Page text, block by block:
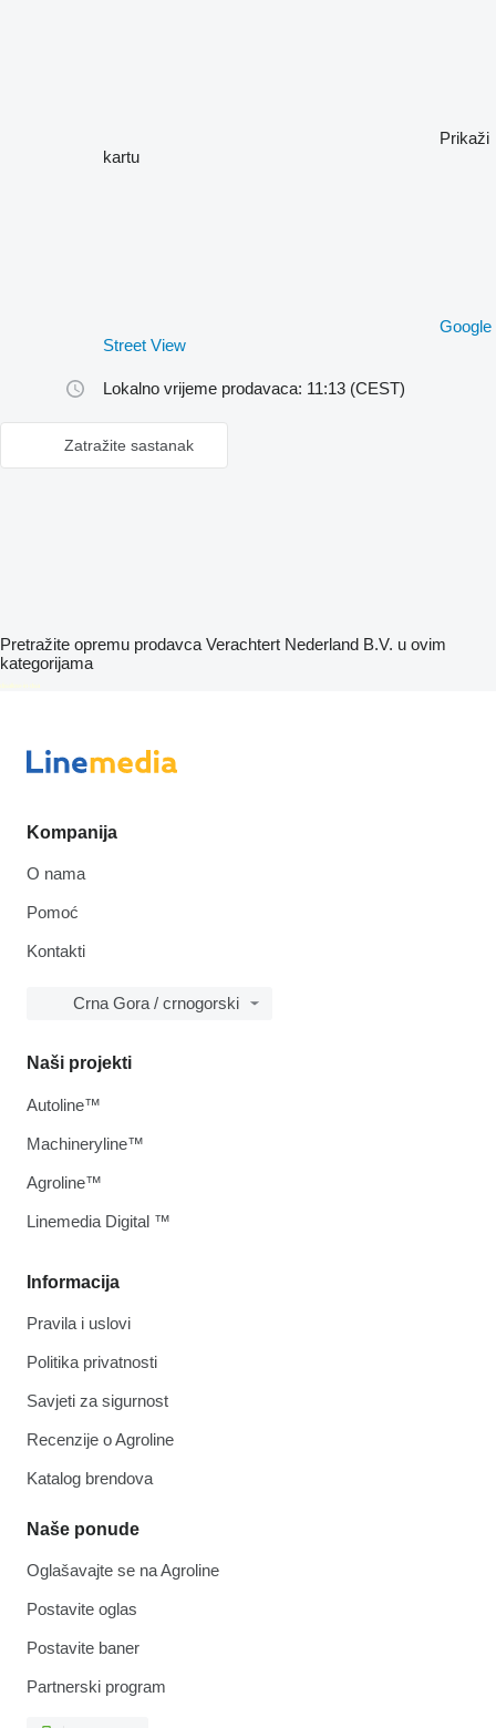
Prikaži
kartu
Google
Street View
Lokalno vrijeme prodavaca: 11:13 (CEST)
Zatražite sastanak
Pretražite opremu prodavca Verachtert Nederland B.V. u ovim
kategorijama
disallow-in-dsa
Kompanija
O nama
Pomoć
Kontakti
Crna Gora / crnogorski
Informacija
Pravila i uslovi
Politika privatnosti
Savjeti za sigurnost
Recenzije o Agroline
Katalog brendova
Naše ponude
Oglašavajte se na Agroline
Postavite oglas
Postavite baner
Partnerski program
Naši projekti
Autoline™
Machineryline™
Agroline™
Linemedia Digital ™